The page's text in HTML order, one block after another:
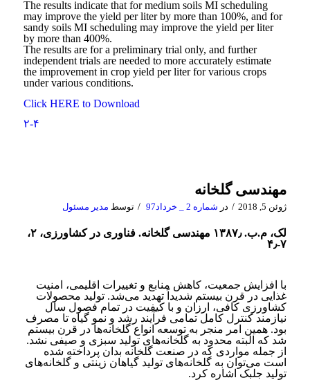
The results indicate that for medium soils MI scheduling
may improve the yield per liter by more than 100%, and for
sandy soils MI scheduling may improve the yield per liter
by more than 400%.
The results are for a preliminary trial only, and further
independent trials are needed to more accurately estimate
the improvement in crop yield per liter for various crops
under various conditions.
Click HERE to Download
۲-۴
مهندسی گلخانه
ژوئن 5, 2018 / در شماره 2 _ خرداد97 / توسط مدیر مسئول
لک، م.ب. ۱۳۸۷٫ مهندسی گلخانه. فناوری در کشاورزی، ۲،
۷-۴٫
با افزایش جمعیت، کاهش منابع و تغییرات اقلیمی، امنیت
غذایی در قرن بیستم شدیداً تهدید می‌شد. تولید محصولات
کشاورزی کافی، ارزان و با کیفیت در تمام فصول سال
نیازمند کنترل کامل تمامی فرآیند رشد و نمو گیاه تا مصرف
بود. همین امر منجر به توسعه انواع گلخانه­‌ها در قرن بیستم
شد که البته محدود به گلخانه‌­های تولید سبزی و صیفی نشد.
از جمله مواردی که در صنعت گلخانه بدان پرداخته شده
است می­‌توان به گلخانه‌­های تولید گیاهان زینتی و گلخانه‌­های
تولید جلبک اشاره کرد.